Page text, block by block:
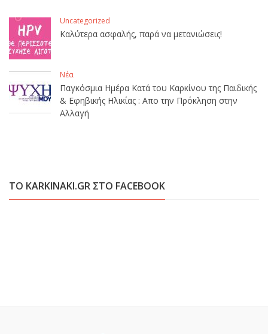
Uncategorized
Καλύτερα ασφαλής, παρά να μετανιώσεις!
Νέα
Παγκόσμια Ημέρα Κατά του Καρκίνου της Παιδικής
& Εφηβικής Ηλικίας : Απο την Πρόκληση στην
Αλλαγή
ΤΟ KARKINAKI.GR ΣΤΟ FACEBOOK